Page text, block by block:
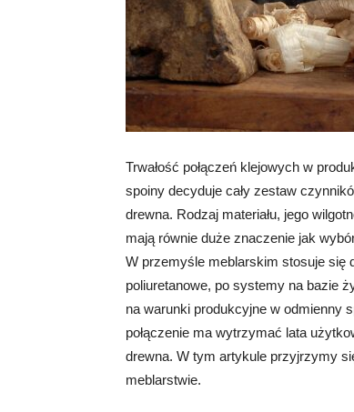
Trwałość połączeń klejowych w
spoiny decyduje cały zestaw
drewna. Rodzaj materiału, jego
mają równie duże znaczenie jak
W przemyśle meblarskim stosuje się
poliuretanowe, po systemy na bazie
na warunki produkcyjne w odmienny
połączenie ma wytrzymać lata
drewna. W tym artykule przyjrzymy
meblarstwie.